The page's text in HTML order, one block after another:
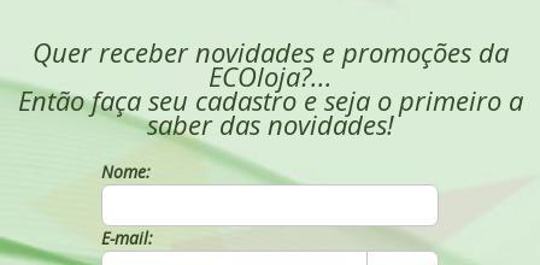
Quer receber novidades e promoções da
ECOloja?...
Então faça seu cadastro e seja o primeiro a
saber das novidades!
Nome:
E-mail: